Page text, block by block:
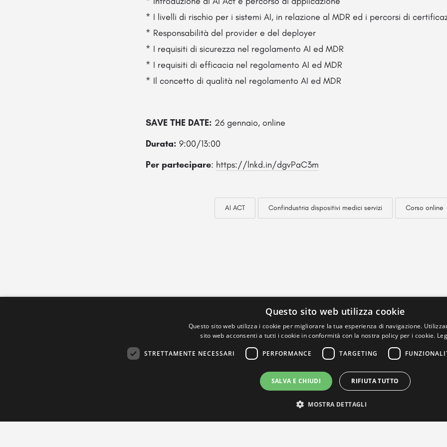
* I livelli di rischio per i sistemi AI, in relazione al MDR ed i percorsi di
* Responsabilità del provider e del deployer
* I requisiti di sicurezza nel regolamento AI ed MDR
* I requisiti di efficacia nel regolamento AI ed MDR
* Il concetto di qualità nel regolamento AI ed MDR
SAVE THE DATE: 26 gennaio, online
Durata: 9:00/13:00
Per partecipare: https://lnkd.in/dgvPaC3m
AI ACT Confindustria dispositivi medici servizi Corso online
Questo sito web utilizza cookie
Questo sito web utilizza i cookie per migliorare la tua esperienza di navigazione.
sito web acconsenti a tutti i cookie in conformità con la nostra policy per i cookie.
STRETTAMENTE NECESSARI PERFORMANCE TARGETING
SALVA E CHIUDI RIFIUTA TUTTO
MOSTRA DETTAGLI